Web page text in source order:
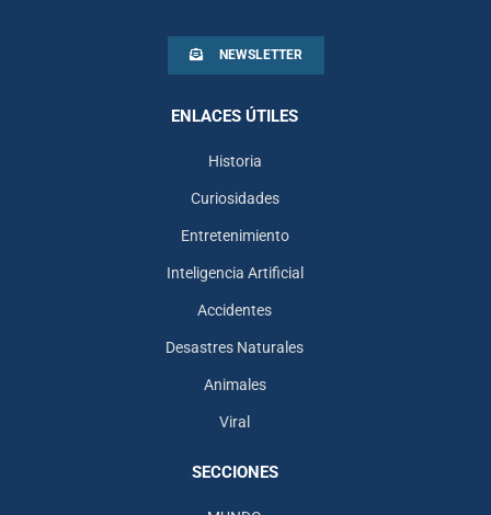
NEWSLETTER
ENLACES ÚTILES
Historia
Curiosidades
Entretenimiento
Inteligencia Artificial
Accidentes
Desastres Naturales
Animales
Viral
SECCIONES